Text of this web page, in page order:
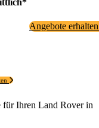
Angebote
für Ihren Land Rover in